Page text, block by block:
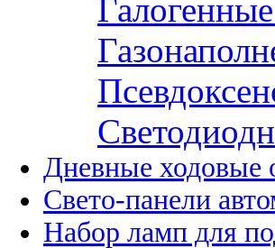
Дневные ходовые
Свето-панели
Набор ламп для